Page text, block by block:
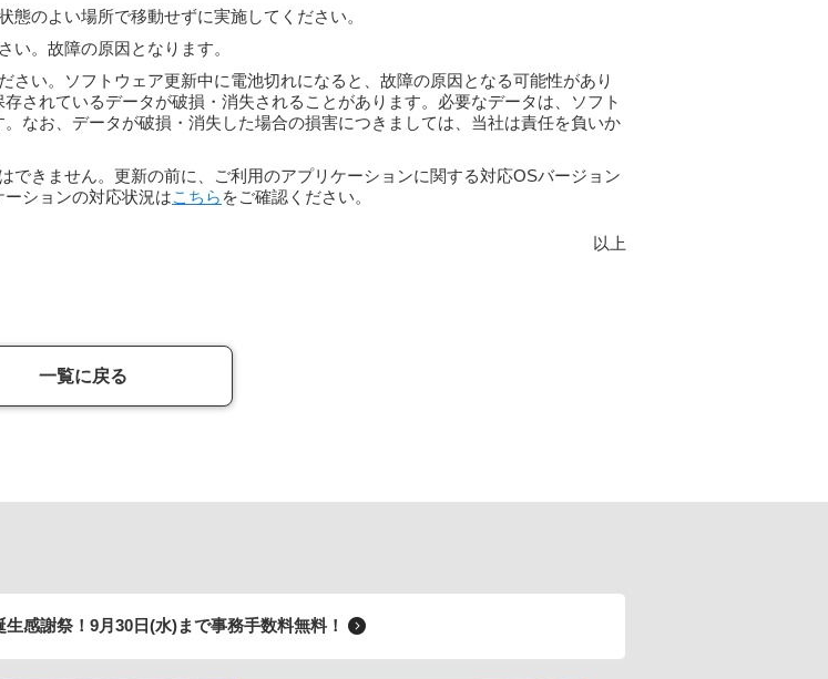
のよい場所で移動せずに実施してください。
い。故障の原因となります。
い。ソフトウェア更新中に電池切れになると、故障の原因となる可能性があり
されているデータが破損・消失されることがあります。必要なデータは、ソフト
なお、データが破損・消失した場合の損害につきましては、当社は責任を負いか
できません。更新の前に、ご利用のアプリケーションに関する対応OSバージョン
ションの対応状況はこちら をご確認ください。
以上
一覧に戻る
感謝祭！ 9月30日(水)まで事務手数料無料！